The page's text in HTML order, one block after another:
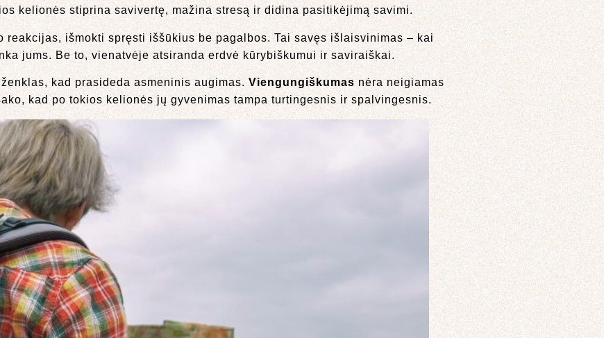
kelionės stiprina savivertę, mažina stresą ir didina pasitikėjimą savimi.
išmokti spręsti iššūkius be pagalbos. Tai savęs išlaisvinimas – kai
jums. Be to, vienatvėje atsiranda erdvė kūrybiškumui ir saviraiškai.
kad prasideda asmeninis augimas. Viengungiškumas nėra neigiamas
kad po tokios kelionės jų gyvenimas tampa turtingesnis ir spalvingesnis.